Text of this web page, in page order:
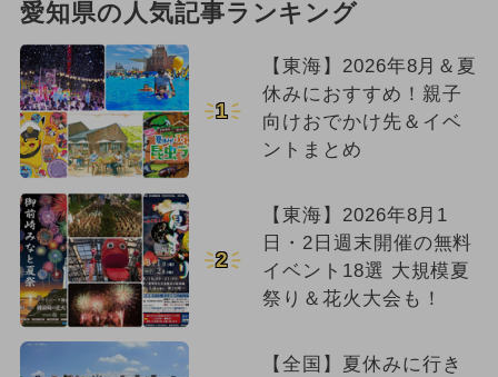
愛知県の人気記事ランキング
1
【東海】2026年8月＆夏
休みにおすすめ！親子
向けおでかけ先＆イベ
ントまとめ
2
【東海】2026年8月1
日・2日週末開催の無料
イベント18選 大規模夏
祭り＆花火大会も！
【全国】夏休みに行き